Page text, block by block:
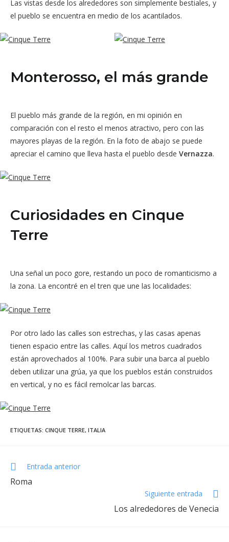
Las vistas desde los alrededores son simplemente bestiales, y
el pueblo se encuentra en medio de los acantilados.
Monterosso, el más grande
El pueblo más grande de la región, en mi opinión en
comparación con el resto el menos atractivo, pero con las
mayores playas de la región. En la foto de abajo se puede
apreciar el camino que lleva hasta el pueblo desde Vernazza.
Curiosidades en Cinque
Terre
Una señal un poco gore, restando un poco de romanticismo a
la zona. La encontré en el tren que une las localidades:
Por otro lado las calles son estrechas, y las casas apenas
tienen espacio entre las calles. Aquí los metros cuadrados
están aprovechados al 100%. Para subir una barca al pueblo
deben utilizar una grúa, ya que los pueblos están construidos
en vertical, y no es fácil remolcar las barcas.
ETIQUETAS: CINQUE TERRE, ITALIA
Leer
artículos
Entrada anterior
Roma
Siguiente entrada
Los alrededores de Venecia